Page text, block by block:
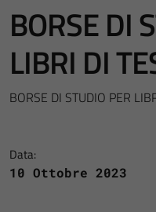
BORSE DI
LIBRI DI
BORSE DI STUDIO PER
Data:
10 Ottobre 2023